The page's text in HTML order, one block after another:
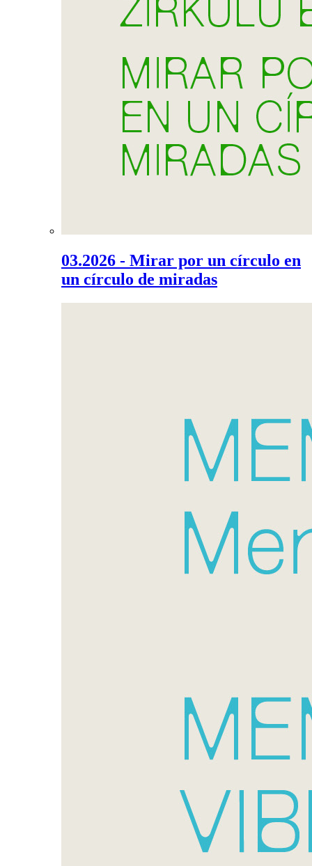
03.2026 - Mirar por un círculo en
un círculo de miradas